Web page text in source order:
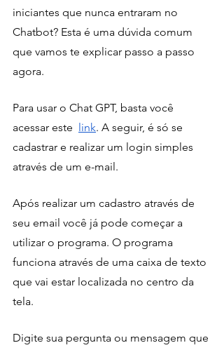
iniciantes que nunca entraram no
Chatbot? Esta é uma dúvida comum
que vamos te explicar passo a passo
agora.
Para usar o Chat GPT, basta você
acessar este link. A seguir, é só se
cadastrar e realizar um login simples
através de um e-mail.
Após realizar um cadastro através de
seu email você já pode começar a
utilizar o programa. O programa
funciona através de uma caixa de texto
que vai estar localizada no centro da
tela.
Digite sua pergunta ou mensagem que